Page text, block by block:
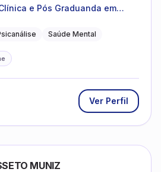
e Pós Graduanda em
Saúde Mental
Ver Perfil
MUNIZ